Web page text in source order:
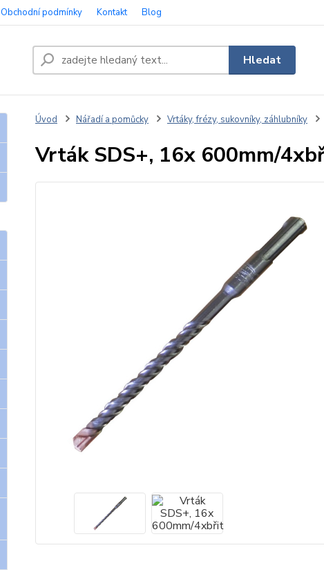
Obchodní podmínky Kontakt Blog
Hledat
Úvod Nářadí a pomůcky Vrtáky, frézy, sukovníky, záhlubníky
Vrták SDS+, 16x 600mm/